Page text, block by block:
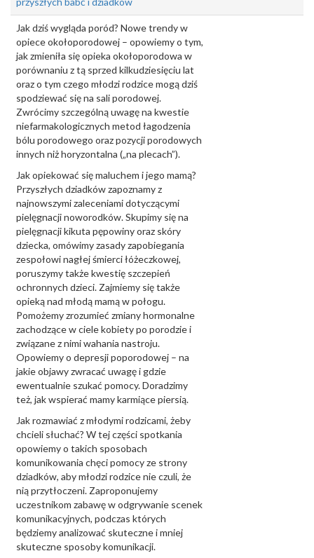
Jak dziś wygląda poród? Nowe trendy w
opiece okołoporodowej – opowiemy o tym,
jak zmieniła się opieka okołoporodowa w
porównaniu z tą sprzed kilkudziesięciu lat
oraz o tym czego młodzi rodzice mogą dziś
spodziewać się na sali porodowej.
Zwrócimy szczególną uwagę na kwestie
niefarmakologicznych metod łagodzenia
bólu porodowego oraz pozycji porodowych
innych niż horyzontalna („na plecach”).
Jak opiekować się maluchem i jego mamą?
Przyszłych dziadków zapoznamy z
najnowszymi zaleceniami dotyczącymi
pielęgnacji noworodków. Skupimy się na
pielęgnacji kikuta pępowiny oraz skóry
dziecka, omówimy zasady zapobiegania
zespołowi nagłej śmierci łóżeczkowej,
poruszymy także kwestię szczepień
ochronnych dzieci. Zajmiemy się także
opieką nad młodą mamą w połogu.
Pomożemy zrozumieć zmiany hormonalne
zachodzące w ciele kobiety po porodzie i
związane z nimi wahania nastroju.
Opowiemy o depresji poporodowej – na
jakie objawy zwracać uwagę i gdzie
ewentualnie szukać pomocy. Doradzimy
też, jak wspierać mamy karmiące piersią.
Jak rozmawiać z młodymi rodzicami, żeby
chcieli słuchać? W tej części spotkania
opowiemy o takich sposobach
komunikowania chęci pomocy ze strony
dziadków, aby młodzi rodzice nie czuli, że
nią przytłoczeni. Zaproponujemy
uczestnikom zabawę w odgrywanie scenek
komunikacyjnych, podczas których
będziemy analizować skuteczne i mniej
skuteczne sposoby komunikacji.